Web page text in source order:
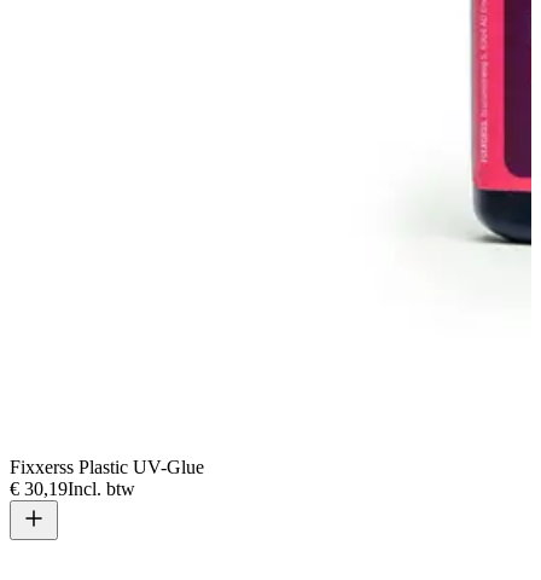
Fixxerss Plastic UV-Glue
€ 30,19Incl. btw